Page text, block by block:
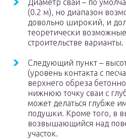
Диаметр сваи – по
(0.2 м), но диапазон
довольно широкий, и
теоретически
строительстве варианты.
Следующий пункт –
(уровень контакта с
верхнего обреза
нижнюю точку сваи с
может делаться глубже
подушки. Кроме того, в
возвышающийся над
участок.